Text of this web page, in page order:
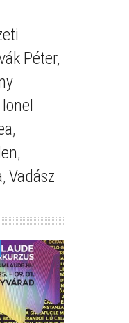
Péter,
,
,
, Vadász